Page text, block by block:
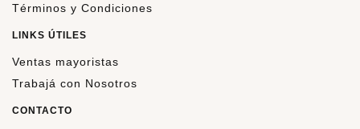
Términos y Condiciones
LINKS ÚTILES
Ventas mayoristas
Trabajá con Nosotros
CONTACTO